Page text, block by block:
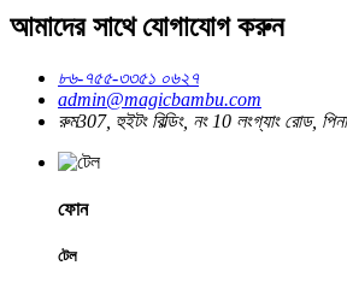
আমাদের সাথে যোগাযোগ করুন
৮৬-৭৫৫-৩৩৫১ ০৬২৭
admin@magicbambu.com
রুম307, হুইটং বিল্ডিং, নং 10 লংগ্যাং রোড,
ফোন
টেল